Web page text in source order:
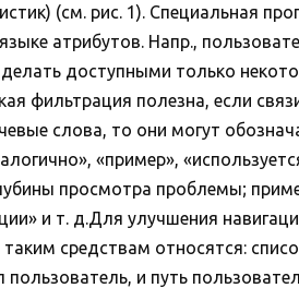
(см. рис. 1). Специальная
атрибутов. Напр.,
доступными только
фильтрация полезна, если
слова, то они могут
«пример»,
просмотра проблемы;
и т. д.Для улучшения
средствам относятся:
и путь